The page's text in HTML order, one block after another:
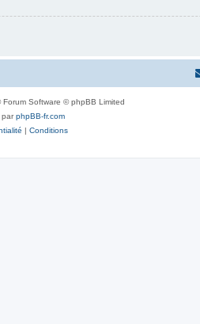
Forum Software © phpBB Limited
parphpBB-fr.com
| Conditions